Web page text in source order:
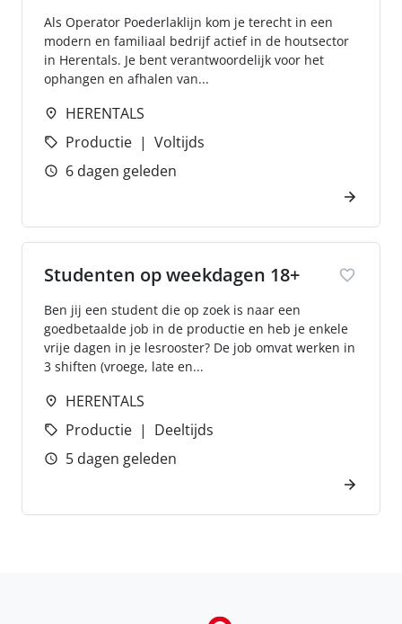
Als Operator Poederlaklijn kom je terecht in een
modern en familiaal bedrijf actief in de houtsector
in Herentals. Je bent verantwoordelijk voor het
ophangen en afhalen van...
HERENTALS
Productie
Voltijds
6 dagen geleden
Studenten op weekdagen 18+
Ben jij een student die op zoek is naar een
goedbetaalde job in de productie en heb je enkele
vrije dagen in je lesrooster? De job omvat werken in
3 shiften (vroege, late en...
HERENTALS
Productie
Deeltijds
5 dagen geleden